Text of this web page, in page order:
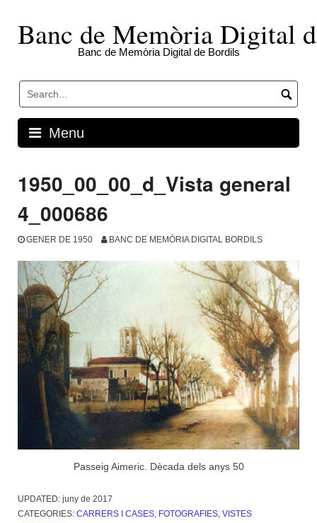
contentBanc de Memòria Digital
Banc de Memòria Digital de Bordils
Menu
1950_00_00_d_Vista general
4_000686
GENER DE 1950 BANC DE MEMÒRIA DIGITAL BORDILS
Passeig Aimeric. Dècada dels anys 50
UPDATED: juny de 2017
CATEGORIES: CARRERS I CASES, FOTOGRAFIES, VISTES